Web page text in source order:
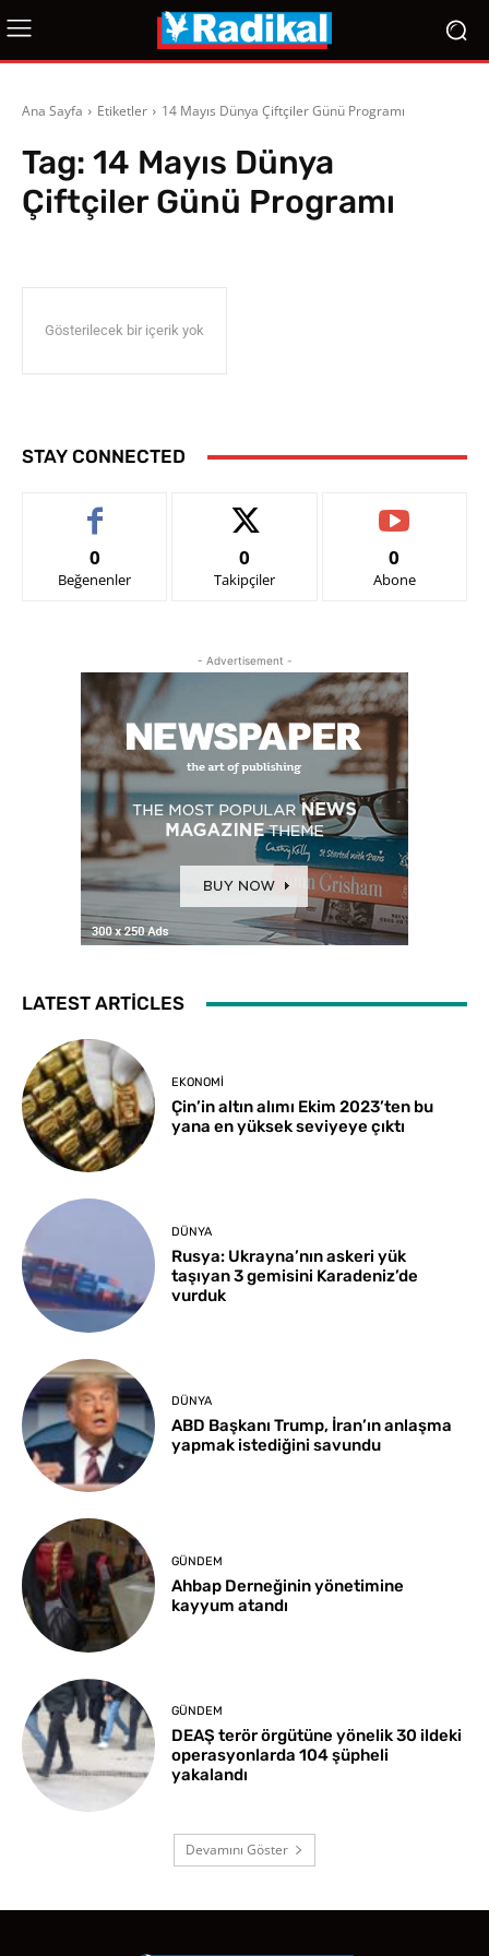
Ana Sayfa Etiketler 14 Mayıs Dünya Çiftçiler Günü Programı
Tag: 14 Mayıs Dünya
Çiftçiler Günü Programı
Gösterilecek bir içerik yok
STAY CONNECTED
0
Beğenenler
0
Takipçiler
0
Abone
- Advertisement -
LATEST ARTICLES
EKONOMI
Çin’in altın alımı Ekim 2023’ten bu
yana en yüksek seviyeye çıktı
DÜNYA
Rusya: Ukrayna’nın askeri yük
taşıyan 3 gemisini Karadeniz’de
vurduk
DÜNYA
ABD Başkanı Trump, İran’ın anlaşma
yapmak istediğini savundu
GÜNDEM
Ahbap Derneğinin yönetimine
kayyum atandı
GÜNDEM
DEAŞ terör örgütüne yönelik 30 ildeki
operasyonlarda 104 şüpheli
yakalandı
Devamını Göster